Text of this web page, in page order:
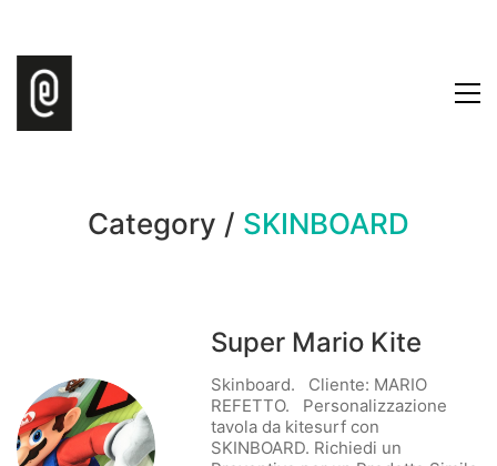
Category / SKINBOARD
Super Mario Kite
Skinboard. Cliente: MARIO
REFETTO. Personalizzazione
tavola da kitesurf con
SKINBOARD. Richiedi un